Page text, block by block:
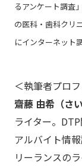
るアンケート調査
の医科・歯科クリ
にインターネット
＜執筆者プロ
齋藤 由希（さ
ライター。
アルバイト情
リーランスの